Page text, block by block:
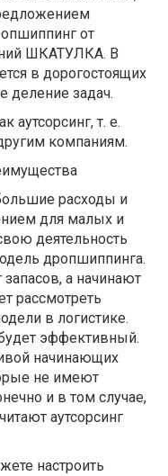
от
ШКАТУЛКА. В
в дорогостоящих
деление задач.
аутсорсинг, т. е.
компаниям.
расходы и
для малых и
деятельность
дропшиппинга.
а начинают
рассмотреть
в логистике.
эффективный.
начинающих
не имеют
и в том случае,
аутсорсинг
настроить